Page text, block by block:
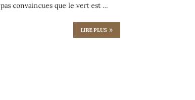
pas convaincues que le vert est …
LIRE PLUS